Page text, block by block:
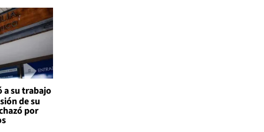
a su trabajo
de su
por